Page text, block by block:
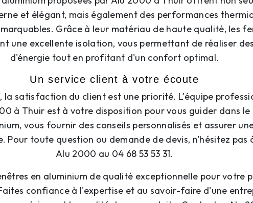
et élégant, mais également des performances
Grâce à leur matériau de haute qualité, les
une excellente isolation, vous permettant de réaliser
d'énergie tout en profitant d'un confort optimal.
Un service client à votre écoute
la satisfaction du client est une priorité. L'équipe
à Thuir est à votre disposition pour vous guider dans le
vous fournir des conseils personnalisés et assurer
Pour toute question ou demande de devis, n'hésitez pas
Alu 2000 au 04 68 53 53 31.
en aluminium de qualité exceptionnelle pour votre
confiance à l'expertise et au savoir-faire d'une